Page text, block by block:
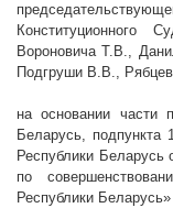
Вороновича Т.В.,
Подгруши В.В.,
на основании части
Беларусь, подпункта
Республики Беларусь
по
Республики Беларусь»